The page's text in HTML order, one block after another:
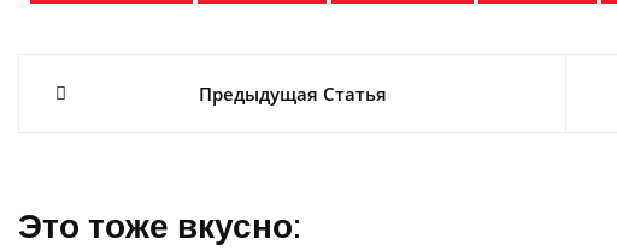
НавигацияПредыдущая Статья
Это тоже вкусно: